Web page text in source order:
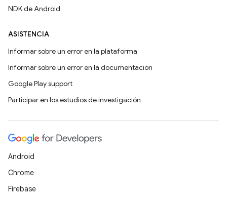
NDK de Android
ASISTENCIA
Informar sobre un error en la plataforma
Informar sobre un error en la documentación
Google Play support
Participar en los estudios de investigación
Android
Chrome
Firebase